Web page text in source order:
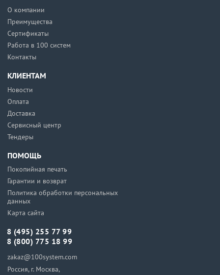
О компании
Преимущества
Сертификаты
Работа в 100 систем
Контакты
КЛИЕНТАМ
Новости
Оплата
Доставка
Сервисный центр
Тендеры
ПОМОЩЬ
Покопийная печать
Гарантии и возврат
Политика обработки персональных
данных
Карта сайта
8 (495) 255 77 99
8 (800) 775 18 99
zakaz@100system.com
Россия, г. Москва,